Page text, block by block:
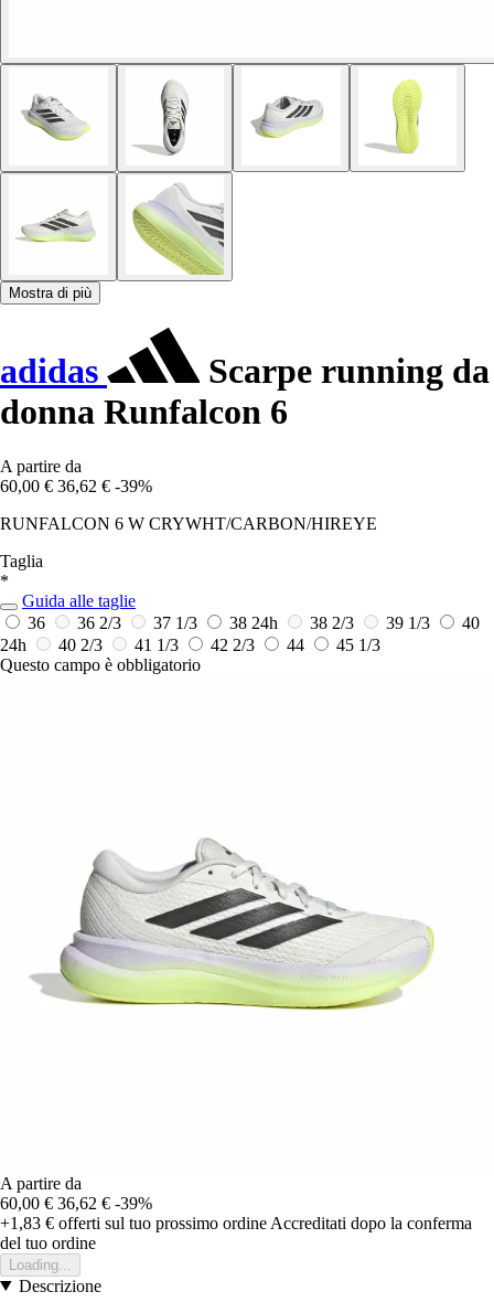
Mostra di più
adidas
Scarpe running da
donna Runfalcon 6
A partire da
60,00 € 36,62 € -39%
RUNFALCON 6 W CRYWHT/CARBON/HIREYE
Taglia
*
Guida alle taglie
36
36 2/3 37 1/3 38 24h 38 2/3 39 1/3
40
24h
40 2/3 41 1/3 42 2/3 44
45 1/3
Questo campo è obbligatorio
A partire da
60,00 € 36,62 € -39%
+1,83 € offerti sul tuo prossimo ordine Accreditati dopo la conferma
del tuo ordine
Loading...
Descrizione